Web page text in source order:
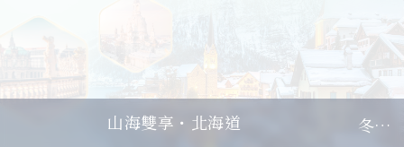
父親節．限時特別企劃
一人旅行Solo Travel
山海雙享・北海道冬日慢旅・奧捷德